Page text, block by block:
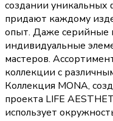
создании уникальных
придают каждому
опыт. Даже серийные
индивидуальные
мастеров.
коллекции с
Коллекция MONA,
проекта LIFE
использует